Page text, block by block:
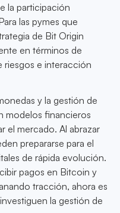
la participación
las pymes que
de Bit Origin
en términos de
riesgos e interacción
y la gestión de
modelos financieros
el mercado. Al abrazar
prepararse para el
de rápida evolución.
pagos en Bitcoin y
tracción, ahora es
la gestión de